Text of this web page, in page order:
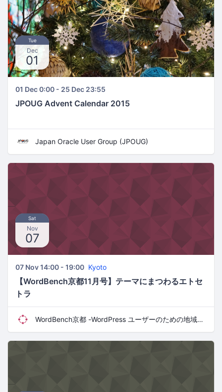
Tue
Dec
01
01 Dec 0:00 - 25 Dec 23:55
JPOUG Advent Calendar 2015
Japan Oracle User Group (JPOUG)
Sat
Nov
07
07 Nov 14:00 - 19:00 Kyoto
【WordBench京都11月号】テーマにまつわるエトセ
トラ
WordBench京都 -WordPress ユーザーのための地域コミュニティ-